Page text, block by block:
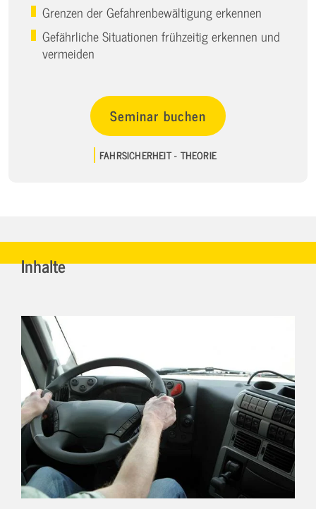
Grenzen der Gefahrenbewältigung erkennen
Gefährliche Situationen frühzeitig erkennen und
vermeiden
Seminar buchen
FAHRSICHERHEIT - THEORIE
Inhalte